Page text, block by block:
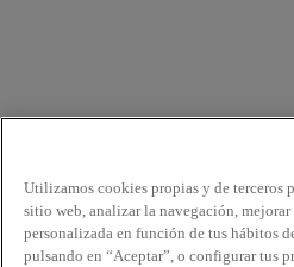
Utilizamos cookies propias y de terceros
sitio web, analizar la navegación,
personalizada en función de tus hábitos
pulsando en “Aceptar”, o configurar tus